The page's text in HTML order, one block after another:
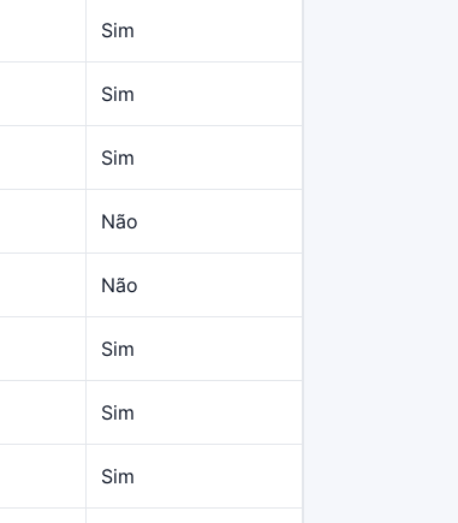
Sim
Sim
Sim
Não
Não
Sim
Sim
Sim